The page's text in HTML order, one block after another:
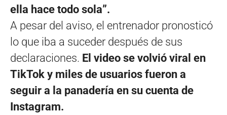
ella hace todo sola”.
A pesar del aviso, el entrenador pronosticó
lo que iba a suceder después de sus
declaraciones. El video se volvió viral en
TikTok y miles de usuarios fueron a
seguir a la panadería en su cuenta de
Instagram.